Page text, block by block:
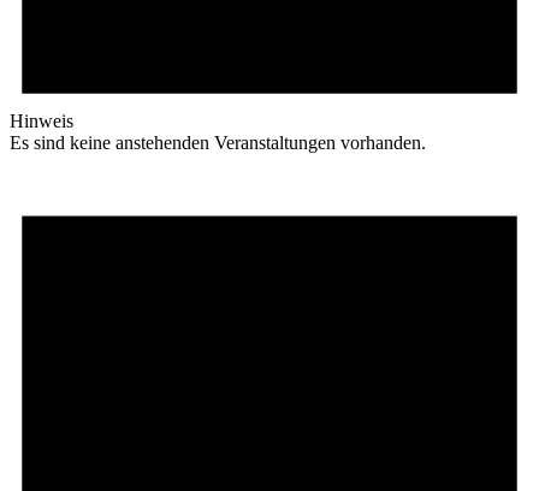
Hinweis
Es sind keine anstehenden Veranstaltungen vorhanden.